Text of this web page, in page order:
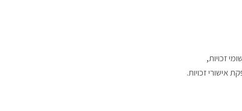
זכויות,
אישורי זכויות.